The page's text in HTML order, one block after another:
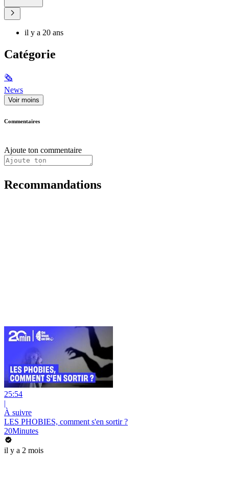
il y a 20 ans
Catégorie
🗞
News
Voir moins
Commentaires
Ajoute ton commentaire
Recommandations
25:54
|
À suivre
LES PHOBIES, comment s'en sortir ?
20Minutes
il y a 2 mois